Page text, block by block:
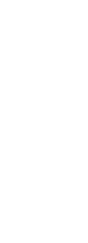
圖）
email
of your
in